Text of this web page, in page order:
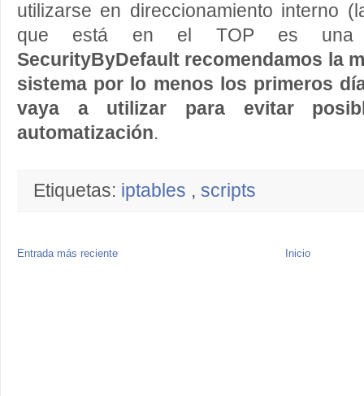
utilizarse en direccionamiento interno
que está en el TOP es una
SecurityByDefault recomendamos la
sistema por lo menos los primeros
vaya a utilizar para evitar
automatización.
Etiquetas: iptables , scripts
Entrada más reciente Inicio